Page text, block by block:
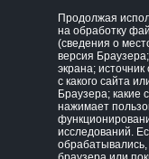
Продолжая
на обработку
(сведения о
версия
экрана;
с какого сайта
Браузера; какие
нажимает
исследований.